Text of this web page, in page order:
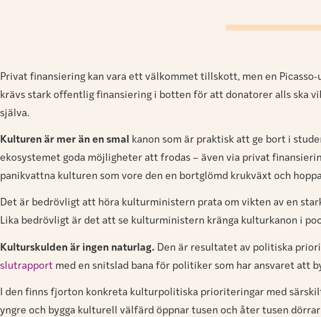
Privat finansiering kan vara ett välkommet tillskott, men en
krävs stark offentlig finansiering i botten för att donatorer alls ska
själva.
Kulturen är mer än en smal kanon som är praktisk att ge bort i
ekosystemet goda möjligheter att frodas – även via privat
panikvattna kulturen som vore den en bortglömd krukväxt och
Det är bedrövligt att höra kulturministern prata om vikten av en
Lika bedrövligt är det att se kulturministern kränga kulturkanon i
Kulturskulden är ingen naturlag. Den är resultatet av politiska
slutrapport med en snitslad bana för politiker som har ansvaret att
I den finns fjorton konkreta kulturpolitiska prioriteringar med
yngre och bygga kulturell välfärd öppnar tusen och åter tusen